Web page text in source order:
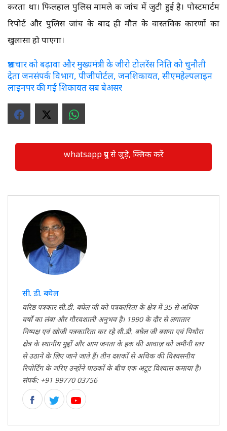
करता था। फिलहाल पुलिस मामले की जांच में जुटी हुई है। पोस्टमार्टम
रिपोर्ट और पुलिस जांच के बाद ही मौत के वास्तविक कारणों का
खुलासा हो पाएगा।
भ्रष्टाचार को बढ़ावा और मुख्यमंत्री के जीरो टोलरेंस निति को चुनौती
देता जनसंपर्क विभाग, पीजीपोर्टल, जनशिकायत, सीएमहेल्पलाइन
लाइनपर की गई शिकायत सब बेअसर
whatsapp ग्रुप से जुड़े, क्लिक करें
सी. डी. बघेल
वरिष्ठ पत्रकार सी.डी. बघेल जी को पत्रकारिता के क्षेत्र में 35 से अधिक
वर्षों का लंबा और गौरवशाली अनुभव है। 1990 के दौर से लगातार
निष्पक्ष एवं खोजी पत्रकारिता कर रहे सी.डी. बघेल जी बसना एवं पिथौरा
क्षेत्र के स्थानीय मुद्दों और आम जनता के हक की आवाज़ को जमीनी स्तर
से उठाने के लिए जाने जाते हैं। तीन दशकों से अधिक की विश्वसनीय
रिपोर्टिंग के जरिए उन्होंने पाठकों के बीच एक अटूट विश्वास कमाया है।
संपर्क: +91 99770 03756